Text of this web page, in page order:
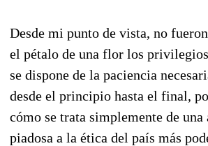
Desde mi punto de vista, no
el pétalo de una flor los
se dispone de la paciencia
desde el principio hasta el final,
cómo se trata simplemente de una
piadosa a la ética del país más